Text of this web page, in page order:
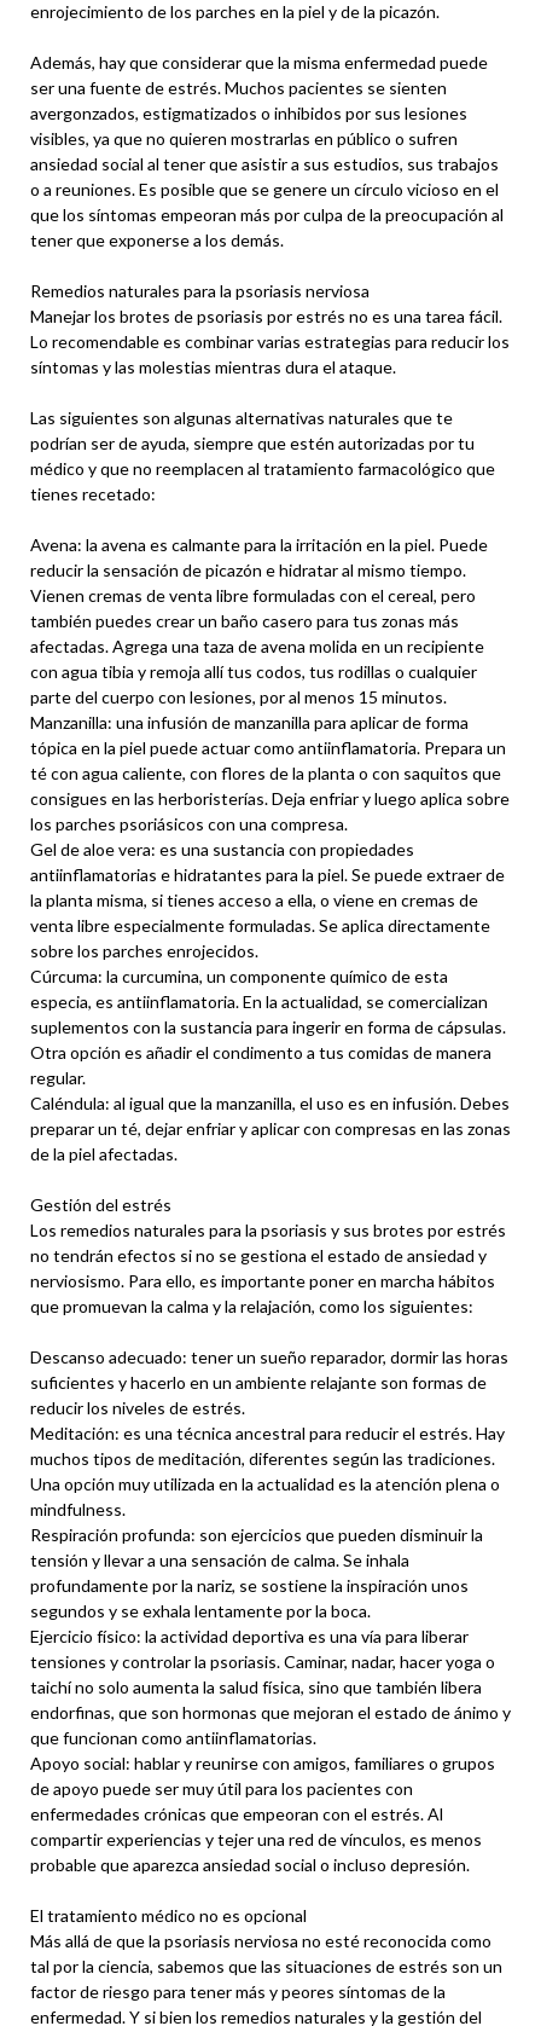
enrojecimiento de los parches en la piel y de la picazón.
Además, hay que considerar que la misma enfermedad puede
ser una fuente de estrés. Muchos pacientes se sienten
avergonzados, estigmatizados o inhibidos por sus lesiones
visibles, ya que no quieren mostrarlas en público o sufren
ansiedad social al tener que asistir a sus estudios, sus trabajos
o a reuniones. Es posible que se genere un círculo vicioso en el
que los síntomas empeoran más por culpa de la preocupación al
tener que exponerse a los demás.
Remedios naturales para la psoriasis nerviosa
Manejar los brotes de psoriasis por estrés no es una tarea fácil.
Lo recomendable es combinar varias estrategias para reducir los
síntomas y las molestias mientras dura el ataque.
Las siguientes son algunas alternativas naturales que te
podrían ser de ayuda, siempre que estén autorizadas por tu
médico y que no reemplacen al tratamiento farmacológico que
tienes recetado:
Avena: la avena es calmante para la irritación en la piel. Puede
reducir la sensación de picazón e hidratar al mismo tiempo.
Vienen cremas de venta libre formuladas con el cereal, pero
también puedes crear un baño casero para tus zonas más
afectadas. Agrega una taza de avena molida en un recipiente
con agua tibia y remoja allí tus codos, tus rodillas o cualquier
parte del cuerpo con lesiones, por al menos 15 minutos.
Manzanilla: una infusión de manzanilla para aplicar de forma
tópica en la piel puede actuar como antiinflamatoria. Prepara un
té con agua caliente, con flores de la planta o con saquitos que
consigues en las herboristerías. Deja enfriar y luego aplica sobre
los parches psoriásicos con una compresa.
Gel de aloe vera: es una sustancia con propiedades
antiinflamatorias e hidratantes para la piel. Se puede extraer de
la planta misma, si tienes acceso a ella, o viene en cremas de
venta libre especialmente formuladas. Se aplica directamente
sobre los parches enrojecidos.
Cúrcuma: la curcumina, un componente químico de esta
especia, es antiinflamatoria. En la actualidad, se comercializan
suplementos con la sustancia para ingerir en forma de cápsulas.
Otra opción es añadir el condimento a tus comidas de manera
regular.
Caléndula: al igual que la manzanilla, el uso es en infusión. Debes
preparar un té, dejar enfriar y aplicar con compresas en las zonas
de la piel afectadas.
Gestión del estrés
Los remedios naturales para la psoriasis y sus brotes por estrés
no tendrán efectos si no se gestiona el estado de ansiedad y
nerviosismo. Para ello, es importante poner en marcha hábitos
que promuevan la calma y la relajación, como los siguientes:
Descanso adecuado: tener un sueño reparador, dormir las horas
suficientes y hacerlo en un ambiente relajante son formas de
reducir los niveles de estrés.
Meditación: es una técnica ancestral para reducir el estrés. Hay
muchos tipos de meditación, diferentes según las tradiciones.
Una opción muy utilizada en la actualidad es la atención plena o
mindfulness.
Respiración profunda: son ejercicios que pueden disminuir la
tensión y llevar a una sensación de calma. Se inhala
profundamente por la nariz, se sostiene la inspiración unos
segundos y se exhala lentamente por la boca.
Ejercicio físico: la actividad deportiva es una vía para liberar
tensiones y controlar la psoriasis. Caminar, nadar, hacer yoga o
taichí no solo aumenta la salud física, sino que también libera
endorfinas, que son hormonas que mejoran el estado de ánimo y
que funcionan como antiinflamatorias.
Apoyo social: hablar y reunirse con amigos, familiares o grupos
de apoyo puede ser muy útil para los pacientes con
enfermedades crónicas que empeoran con el estrés. Al
compartir experiencias y tejer una red de vínculos, es menos
probable que aparezca ansiedad social o incluso depresión.
El tratamiento médico no es opcional
Más allá de que la psoriasis nerviosa no esté reconocida como
tal por la ciencia, sabemos que las situaciones de estrés son un
factor de riesgo para tener más y peores síntomas de la
enfermedad. Y si bien los remedios naturales y la gestión del